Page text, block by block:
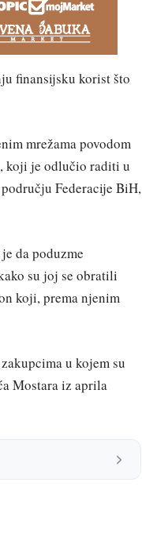
finansijsku korist što
mrežama povodom
koji je odlučio raditi u
Federacije BiH,
da poduzme
su joj se obratili
koji, prema njenim
u kojem su
Mostara iz aprila